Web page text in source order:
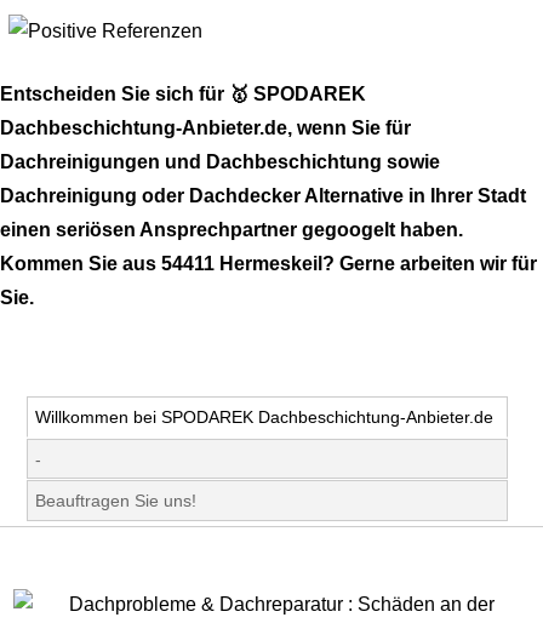
Entscheiden Sie sich für 🥇 SPODAREK
Dachbeschichtung-Anbieter.de, wenn Sie für
Dachreinigungen und Dachbeschichtung sowie
Dachreinigung oder Dachdecker Alternative in Ihrer Stadt
einen seriösen Ansprechpartner gegoogelt haben.
Kommen Sie aus 54411 Hermeskeil? Gerne arbeiten wir für
Sie.
Willkommen bei SPODAREK Dachbeschichtung-Anbieter.de
-
Beauftragen Sie uns!